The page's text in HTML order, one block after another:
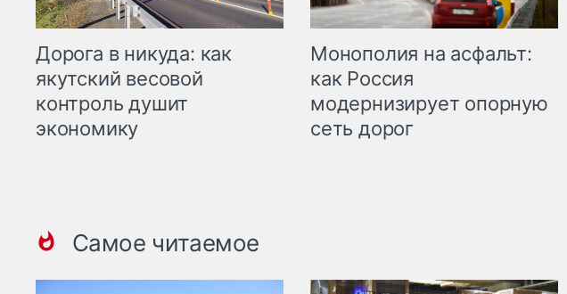
Дорога в никуда: как
якутский весовой
контроль душит
экономику
Монополия на асфальт:
как Россия
модернизирует опорную
сеть дорог
Самое читаемое